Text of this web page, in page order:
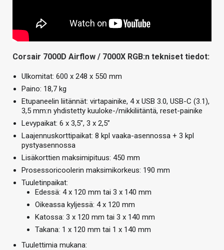
Corsair 7000D Airflow / 7000X RGB:n tekniset tiedot:
Ulkomitat: 600 x 248 x 550 mm
Paino: 18,7 kg
Etupaneelin liitännät: virtapainike, 4 x USB 3.0, USB-C (3.1),
3,5 mm:n yhdistetty kuuloke-/mikkiliitäntä, reset-painike
Levypaikat: 6 x 3,5”, 3 x 2,5”
Laajennuskorttipaikat: 8 kpl vaaka-asennossa + 3 kpl
pystyasennossa
Lisäkorttien maksimipituus: 450 mm
Prosessoricoolerin maksimikorkeus: 190 mm
Tuuletinpaikat:
Edessä: 4 x 120 mm tai 3 x 140 mm
Oikeassa kyljessä: 4 x 120 mm
Katossa: 3 x 120 mm tai 3 x 140 mm
Takana: 1 x 120 mm tai 1 x 140 mm
Tuulettimia mukana: